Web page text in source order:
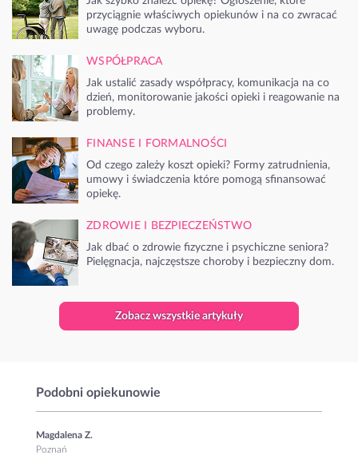
przyciągnie właściwych opiekunów i na co zwracać
uwagę podczas wyboru.
WSPÓŁPRACA
Jak ustalić zasady współpracy, komunikacja na co
dzień, monitorowanie jakości opieki i reagowanie na
problemy.
FINANSE I FORMALNOŚCI
Od czego zależy koszt opieki? Formy zatrudnienia,
umowy i świadczenia które pomogą sfinansować
opiekę.
ZDROWIE I BEZPIECZEŃSTWO
Jak dbać o zdrowie fizyczne i psychiczne seniora?
Pielęgnacja, najczęstsze choroby i bezpieczny dom.
Zobacz wszystkie artykuły
Podobni opiekunowie
Magdalena Z.
Poznań